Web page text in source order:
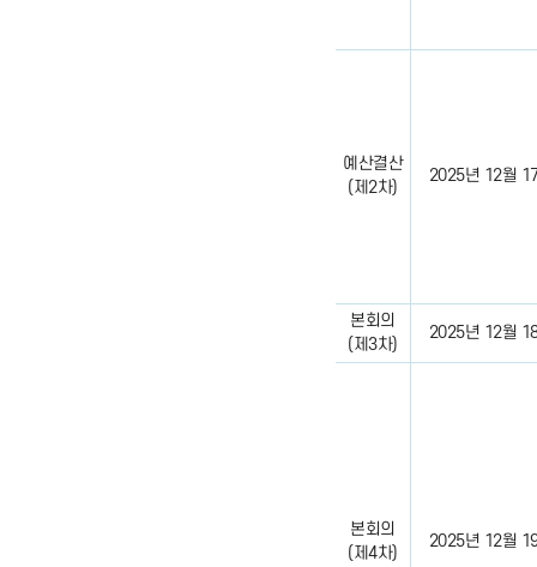
예산결산
(제2차)
2025년 12월
본회의
(제3차)
2025년 12월
본회의
(제4차)
2025년 12월